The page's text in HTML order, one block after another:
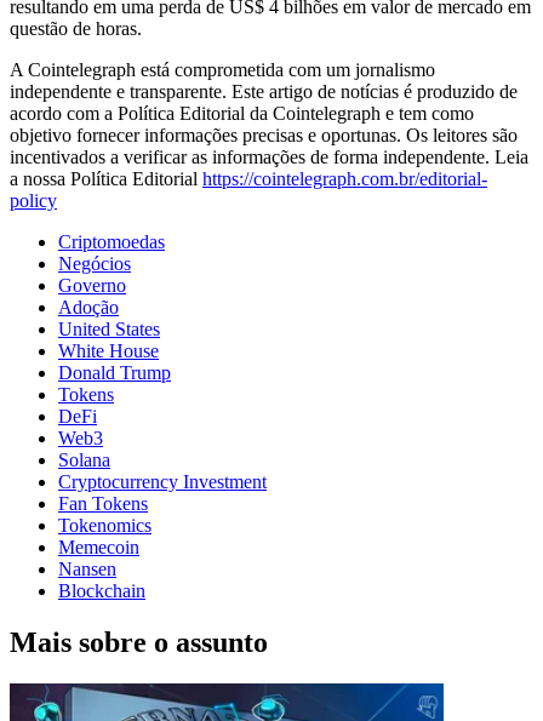
resultando em uma perda de US$ 4 bilhões em valor de mercado em
questão de horas.
A Cointelegraph está comprometida com um jornalismo
independente e transparente. Este artigo de notícias é produzido de
acordo com a Política Editorial da Cointelegraph e tem como
objetivo fornecer informações precisas e oportunas. Os leitores são
incentivados a verificar as informações de forma independente. Leia
a nossa Política Editorial https://cointelegraph.com.br/editorial-
policy
Criptomoedas
Negócios
Governo
Adoção
United States
White House
Donald Trump
Tokens
DeFi
Web3
Solana
Cryptocurrency Investment
Fan Tokens
Tokenomics
Memecoin
Nansen
Blockchain
Mais sobre o assunto